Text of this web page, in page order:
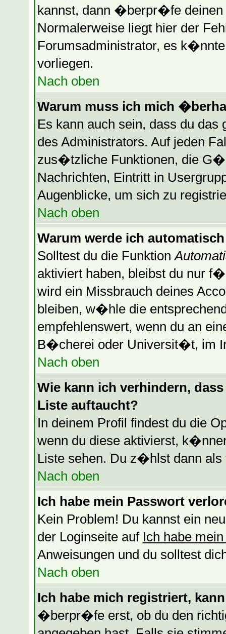
kannst, dann �berpr�fe deinen
Normalerweise liegt hier der
Forumsadministrator, es
vorliegen.
Nach oben
Warum muss ich mich
Es kann auch sein, dass du
des Administrators. Auf jeden
zus�tzliche Funktionen, die
Nachrichten, Eintritt in
Augenblicke, um sich zu
Nach oben
Warum werde ich
Solltest du die Funktion
aktiviert haben, bleibst du nur
wird ein Missbrauch deines
bleiben, w�hle die
empfehlenswert, wenn du an
B�cherei oder Universit�t, im
Nach oben
Wie kann ich verhindern,
Liste auftaucht?
In deinem Profil findest du die
wenn du diese aktivierst,
Liste sehen. Du z�hlst dann als
Nach oben
Ich habe mein Passwort
Kein Problem! Du kannst ein
der Loginseite auf Ich habe
Anweisungen und du solltest
Nach oben
Ich habe mich registriert,
�berpr�fe erst, ob du den